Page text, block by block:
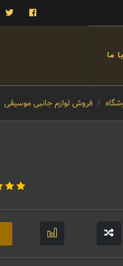
فیسبوک
ما
فروش لوازم جانبی موسیقی